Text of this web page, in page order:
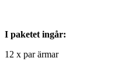
I paketet ingår:
12 x par ärmar